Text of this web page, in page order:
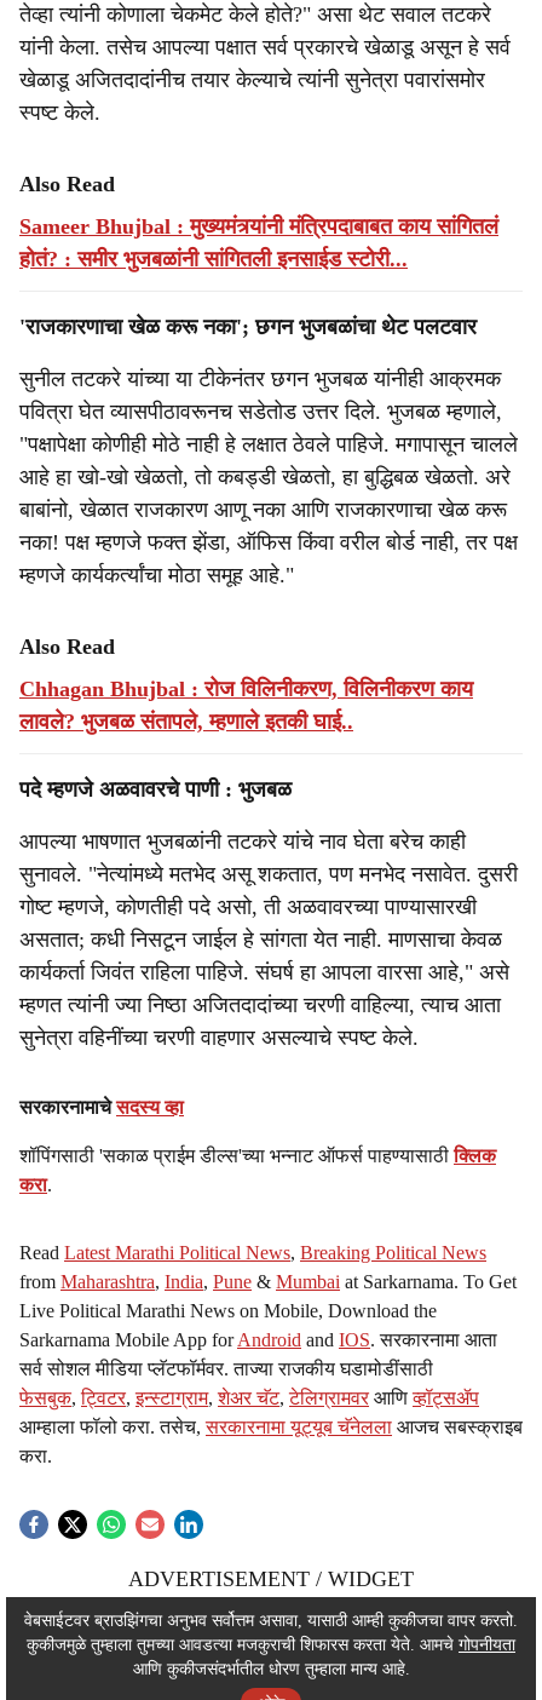
तेव्हा त्यांनी कोणाला चेकमेट केले होते?" असा थेट सवाल तटकरे
यांनी केला. तसेच आपल्या पक्षात सर्व प्रकारचे खेळाडू असून हे सर्व
खेळाडू अजितदादांनीच तयार केल्याचे त्यांनी सुनेत्रा पवारांसमोर
स्पष्ट केले.
Also Read
Sameer Bhujbal : मुख्यमंत्र्यांनी मंत्रिपदाबाबत काय सांगितलं
होतं? : समीर भुजबळांनी सांगितली इनसाईड स्टोरी...
'राजकारणाचा खेळ करू नका'; छगन भुजबळांचा थेट पलटवार
सुनील तटकरे यांच्या या टीकेनंतर छगन भुजबळ यांनीही आक्रमक
पवित्रा घेत व्यासपीठावरूनच सडेतोड उत्तर दिले. भुजबळ म्हणाले,
"पक्षापेक्षा कोणीही मोठे नाही हे लक्षात ठेवले पाहिजे. मगापासून चालले
आहे हा खो-खो खेळतो, तो कबड्डी खेळतो, हा बुद्धिबळ खेळतो. अरे
बाबांनो, खेळात राजकारण आणू नका आणि राजकारणाचा खेळ करू
नका! पक्ष म्हणजे फक्त झेंडा, ऑफिस किंवा वरील बोर्ड नाही, तर पक्ष
म्हणजे कार्यकर्त्यांचा मोठा समूह आहे."
Also Read
Chhagan Bhujbal : रोज विलिनीकरण, विलिनीकरण काय
लावले? भुजबळ संतापले, म्हणाले इतकी घाई..
पदे म्हणजे अळवावरचे पाणी : भुजबळ
आपल्या भाषणात भुजबळांनी तटकरे यांचे नाव घेता बरेच काही
सुनावले. "नेत्यांमध्ये मतभेद असू शकतात, पण मनभेद नसावेत. दुसरी
गोष्ट म्हणजे, कोणतीही पदे असो, ती अळवावरच्या पाण्यासारखी
असतात; कधी निसटून जाईल हे सांगता येत नाही. माणसाचा केवळ
कार्यकर्ता जिवंत राहिला पाहिजे. संघर्ष हा आपला वारसा आहे," असे
म्हणत त्यांनी ज्या निष्ठा अजितदादांच्या चरणी वाहिल्या, त्याच आता
सुनेत्रा वहिनींच्या चरणी वाहणार असल्याचे स्पष्ट केले.
सरकारनामाचेसदस्य व्हा
शॉपिंगसाठी 'सकाळ प्राईम डील्स'च्या भन्नाट ऑफर्स पाहण्यासाठीक्लिक
करा.
Read Latest Marathi Political News, Breaking Political News
from Maharashtra, India, Pune & Mumbai at Sarkarnama. To Get
Live Political Marathi News on Mobile, Download the
Sarkarnama Mobile App forAndroid and IOS. सरकारनामा आता
सर्व सोशल मीडिया प्लॅटफॉर्मवर. ताज्या राजकीय घडामोडींसाठी
फेसबुक,ट्विटर,इन्स्टाग्राम,शेअर चॅट,टेलिग्रामवर आणिव्हॉट्सॲप
आम्हाला फॉलो करा. तसेच,सरकारनामा यूट्यूब चॅनेलला आजच सबस्क्राइब
करा.
ADVERTISEMENT / WIDGET
ADVERTISEMENT / WIDGET
ADVERTISEMENT / WIDGET
वेबसाईटवर ब्राउझिंगचा अनुभव सर्वोत्तम असावा, यासाठी आम्ही कुकीजचा वापर करतो.
कुकीजमुळे तुम्हाला तुमच्या आवडत्या मजकुराची शिफारस करता येते. आमचे गोपनीयता
आणि कुकीजसंदर्भातील धोरण तुम्हाला मान्य आहे.